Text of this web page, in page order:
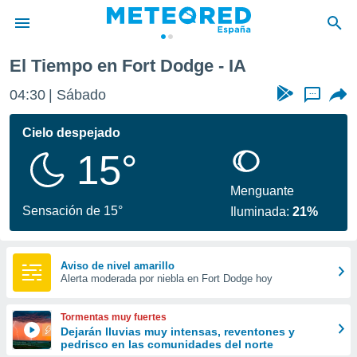
de
por
se
calidad.
a este
las
y
forma
digital
basada
El Tiempo en Fort Dodge - IA
04:30 Sábado ...
Cielo despejado
15°
Sensación de 15°
Menguante
Iluminada:21%
Aviso de nivel amarillo
Alerta moderada por niebla en Fort Dodge hoy
Tormentas muy fuertes
Dejarán lluvias muy intensas, reventones y
pedrisco en las comunidades del norte